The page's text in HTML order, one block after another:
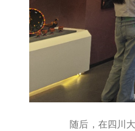
随后，在四川